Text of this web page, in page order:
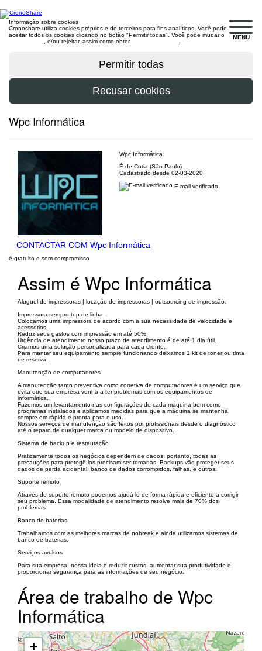
MENU
Informação sobre cookies
Cronoshare utiliza cookies próprios e de terceiros para fins analíticos. Você pode
aceitar todos os cookies clicando no botão "Permitir todas". Você pode mudar o
, e/ou rejeitar, assim como obter
Wpc Informática
Wpc Informática
É de Cotia (São Paulo)
Cadastrado desde 02-03-2020
E-mail verificado
CONTACTAR COM Wpc Informática
é gratuito e sem compromisso
Assim é Wpc Informática
Aluguel de impressoras | locação de impressoras | outsourcing de impressão.
Impressora sempre top de linha.
Colocamos uma impressora de acordo com a sua necessidade de velocidade e
acessórios.
Reduz seus gastos com impressão em até 50%.
Urgência de atendimento nosso prazo de atendimento é de até 1 dia útil.
Criamos uma solução personalizada para cada cliente.
Para manter seu equipamento sempre funcionando deixamos 1 kit de toner ou tinta
de reserva.
Manutenção de computadores
A manutenção tanto preventiva como corretiva de computadores é um serviço que
evita que sua empresa venha a ter problemas com os equipamentos de
informática.
Fazemos um levantamento nas configurações de cada máquina bem como
programas instalados e aplicamos medidas para que a máquina se mantenha
sempre em rápida e pronta para o uso.
Nossos serviços de manutenção são feitos por profissionais desde o diagnóstico
até o reparo de qualquer marca ou modelo de dispositivo.
Sistema de backup e restauração
Praticamente todos os negócios dependem de dados, portanto, todas as
precauções para protegê-los precisam ser tomadas. Backups vão proteger seus
dados de perda acidental, banco de dados corrompidos, falhas, e outros.
Suporte remoto
Através do suporte remoto podemos ajudá-lo de forma rápida e eficiente a corrigir
seu problema. Essa modalidade de atendimento resolve mais de 70% dos
problemas.
Banco de baterias
Trabalhamos com as melhores marcas de nobreak e ainda utilizamos sistemas de
banco de baterias.
Serviços avulsos
Para sua empresa, nossa ideia é reduzir custos, aumentar sua produtividade e
proporcionar segurança para as informações de seu negócio.
Área de trabalho de Wpc
Informática
+